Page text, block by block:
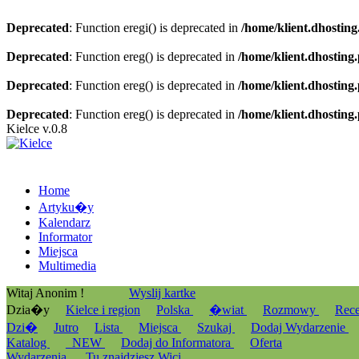
Deprecated: Function eregi() is deprecated in /home/
Deprecated: Function ereg() is deprecated in /home/
Deprecated: Function ereg() is deprecated in /home/
Deprecated: Function ereg() is deprecated in /home/
Kielce v.0.8
Home
Artyku�y
Kalendarz
Informator
Miejsca
Multimedia
Witaj Anonim !
Wyslij kartke
Dzia�y
Kielce i region Polska �wiat Rozmowy
Dzi�
Jutro Lista Miejsca Szukaj Dodaj Wydarzenie
Katalog
_NEW Dodaj do Informatora
Oferta